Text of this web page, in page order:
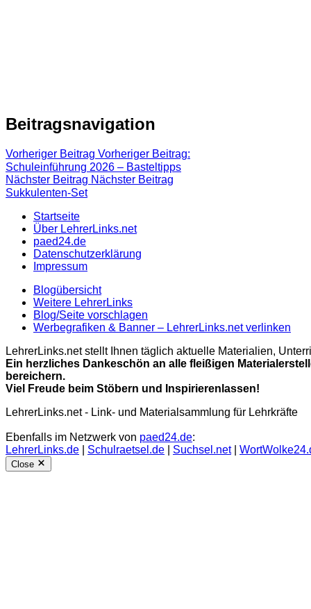
Beitragsnavigation
Vorheriger Beitrag Vorheriger Beitrag:
Schuleinführung 2026 – Basteltipps
Nächster Beitrag Nächster Beitrag
Sukkulenten-Set
Startseite
Über LehrerLinks.net
paed24.de
Datenschutzerklärung
Impressum
Blogübersicht
Weitere LehrerLinks
Blog/Seite vorschlagen
Werbegrafiken & Banner – LehrerLinks.net verlinken
LehrerLinks.net stellt Ihnen täglich aktuelle Materialien,
Ein herzliches Dankeschön an alle fleißigen
bereichern.
Viel Freude beim Stöbern und Inspirierenlassen!
LehrerLinks.net - Link- und Materialsammlung für Lehrkräfte
Ebenfalls im Netzwerk von paed24.de:
LehrerLinks.de
Schulraetsel.de Suchsel.net|
Close